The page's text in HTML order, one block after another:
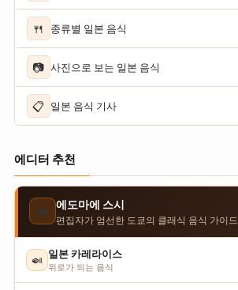
🍴 종류별 일본 음식
📷 사진으로 보는 일본 음식
📋 일본 음식 기사
에디터 추천
🍣 에도마에 스시
편집자가 엄선한 도쿄의 클래식 음식 가이드
🍛 일본 카레라이스
위로가 되는 음식